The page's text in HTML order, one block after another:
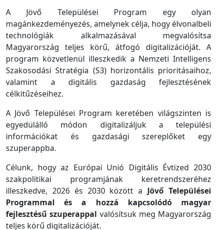
A Jövő Települései Program egy olyan
magánkezdeményezés, amelynek célja, hogy élvonalbeli
technológiák alkalmazásával megvalósítsa
Magyarország teljes körű, átfogó digitalizációját. A
program közvetlenül illeszkedik a Nemzeti Intelligens
Szakosodási Stratégia (S3) horizontális prioritásaihoz,
valamint a digitális gazdaság fejlesztésének
célkitűzéseihez.
A Jövő Települései Program keretében világszinten is
egyedülálló módon digitalizáljuk a települési
információkat és gazdasági szereplőket egy
szuperappba.
Célunk, hogy az Európai Unió Digitális Évtized 2030
szakpolitikai programjának keretrendszeréhez
illeszkedve, 2026 és 2030 között a Jövő Települései
Programmal és a hozzá kapcsolódó magyar
fejlesztésű szuperappal valósítsuk meg Magyarország
teljes körű digitalizációját.